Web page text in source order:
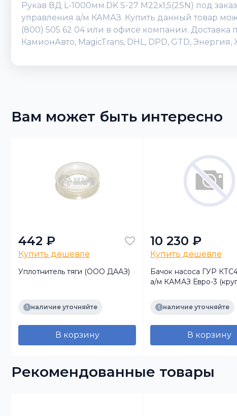
Рукав ВД L-1000мм.DK S-27 М22х1,5(2SN) под
управления а/м КАМАЗ. Купить данный товар
(800) 505 62 04 или в офисе компании.
КамионАвто, MagicTrans, DHL, DPD, GTD,
Вам может быть интересно
442 ₽
Купить дешевле
Уплотнитель тяги (ООО ДААЗ)
наличие уточняйте
В корзину
10 230 ₽
Купить дешевле
Бачок насоса ГУР
а/м КАМАЗ Евро-3
наличие уточняйте
В корзину
Рекомендованные товары